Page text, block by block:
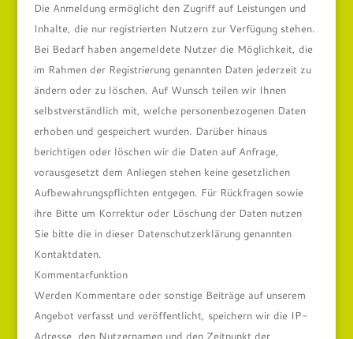
Die Anmeldung ermöglicht den Zugriff auf Leistungen und
Inhalte, die nur registrierten Nutzern zur Verfügung stehen.
Bei Bedarf haben angemeldete Nutzer die Möglichkeit, die
im Rahmen der Registrierung genannten Daten jederzeit zu
ändern oder zu löschen. Auf Wunsch teilen wir Ihnen
selbstverständlich mit, welche personenbezogenen Daten
erhoben und gespeichert wurden. Darüber hinaus
berichtigen oder löschen wir die Daten auf Anfrage,
vorausgesetzt dem Anliegen stehen keine gesetzlichen
Aufbewahrungspflichten entgegen. Für Rückfragen sowie
ihre Bitte um Korrektur oder Löschung der Daten nutzen
Sie bitte die in dieser Datenschutzerklärung genannten
Kontaktdaten.
Kommentarfunktion
Werden Kommentare oder sonstige Beiträge auf unserem
Angebot verfasst und veröffentlicht, speichern wir die IP-
Adresse, den Nutzernamen und den Zeitpunkt der